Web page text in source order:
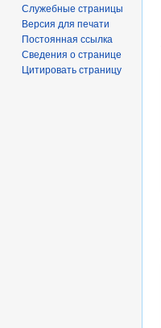
Служебные страницы
Версия для печати
Постоянная ссылка
Сведения о странице
Цитировать страницу